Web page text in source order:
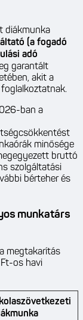
diákmunka
(a fogadó
adó
garantált
akit a
foglalkoztatnak.
ban a
minősége
bruttó
szolgáltatási
bérteher és
munkatárs
megtakarítás
os havi